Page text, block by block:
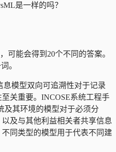
是一样的吗？
可能会得到20个不同的答案。
。
息模型双向可追溯性对于记录
关重要。INCOSE系统工程手
及其环境的模型对于必须分
及与其他利益相关者共享信息
同类型的模型用于代表不同建